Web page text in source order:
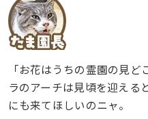
「お花はうちの霊園の見
ラのアーチは見頃を迎える
にも来てほしいのニャ。